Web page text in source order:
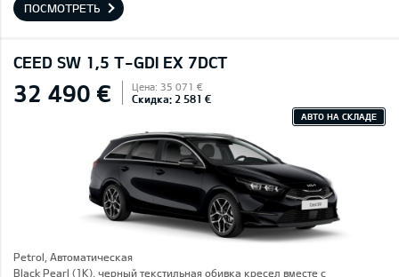
ПОСМОТРЕТЬ
CEED SW 1,5 T-GDI EX 7DCT
32 490 € Цена: 35 071 €
Скидка: 2 581 €
АВТО НА СКЛАДЕ
Petrol, Автоматическая
Black Pearl (1K), черный текстильная обивка кресел вместе с